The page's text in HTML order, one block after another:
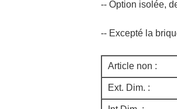
-- Option isolée,
-- Excepté la
Article non :
Ext. Dim. :